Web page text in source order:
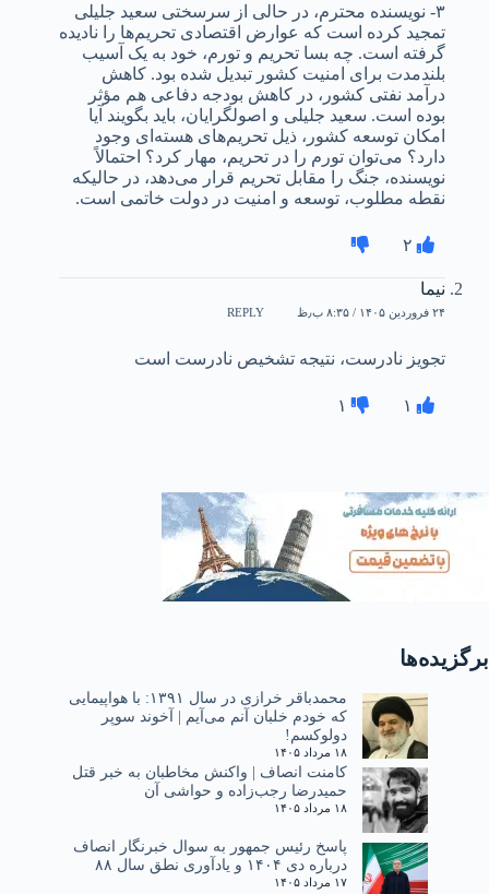
۳- نویسنده محترم، در حالی از سرسختی سعید جلیلی
تمجید کرده است که عوارض اقتصادی تحریم‌ها را نادیده
گرفته است. چه بسا تحریم و تورم، خود به یک آسیب
بلندمدت برای امنیت کشور تبدیل شده بود. کاهش
درآمد نفتی کشور، در کاهش بودجه دفاعی هم مؤثر
بوده است. سعید جلیلی و اصولگرایان، باید بگویند آیا
امکان توسعه کشور، ذیل تحریم‌های هسته‌ای وجود
دارد؟ می‌توان تورم‌ را در تحریم، مهار کرد؟ احتمالاً
نویسنده، جنگ را مقابل تحریم قرار می‌دهد، در حالیکه
نقطه مطلوب، توسعه و امنیت در دولت خاتمی است.
۲
نیما
۲۴ فروردین ۱۴۰۵ / ۸:۳۵ ب٫ظ REPLY
تجویز نادرست، نتیجه تشخیص نادرست است‌
۱ ۱
برگزیده‌ها
محمدباقر خرازی در سال ۱۳۹۱: با هواپیمایی
که خودم خلبان آنم می‌آیم | آخوند سوپر
دولوکسم!
۱۸ مرداد ۱۴۰۵
کامنت انصاف | واکنش مخاطبان به خبر قتل
حمیدرضا رجب‌زاده و حواشی آن
۱۸ مرداد ۱۴۰۵
پاسخ رئیس جمهور به سوال خبرنگار انصاف
درباره دی ۱۴۰۴ و یادآوری نطق سال ۸۸
۱۷ مرداد ۱۴۰۵